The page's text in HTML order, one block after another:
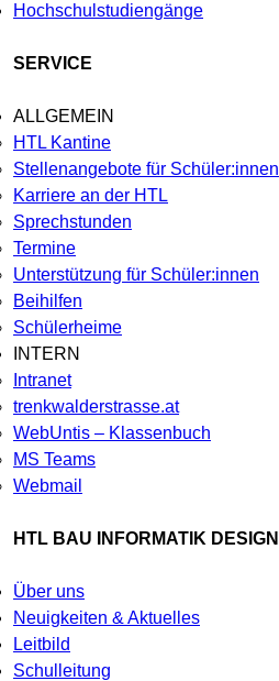
Hochschulstudiengänge
SERVICE
ALLGEMEIN
HTL Kantine
Stellenangebote für Schüler:innen
Karriere an der HTL
Sprechstunden
Termine
Unterstützung für Schüler:innen
Beihilfen
Schülerheime
INTERN
Intranet
trenkwalderstrasse.at
WebUntis – Klassenbuch
MS Teams
Webmail
HTL BAU INFORMATIK DESIGN
Über uns
Neuigkeiten & Aktuelles
Leitbild
Schulleitung